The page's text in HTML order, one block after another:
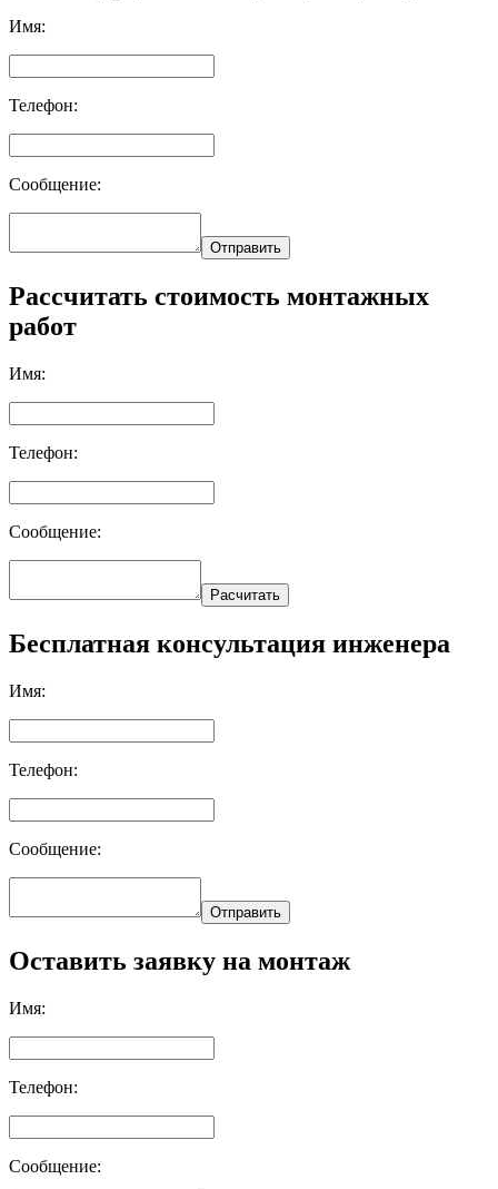
Имя:
Телефон:
Сообщение:
Отправить
Рассчитать стоимость монтажных
работ
Имя:
Телефон:
Сообщение:
Расчитать
Бесплатная консультация инженера
Имя:
Телефон:
Сообщение:
Отправить
Оставить заявку на монтаж
Имя:
Телефон:
Сообщение: